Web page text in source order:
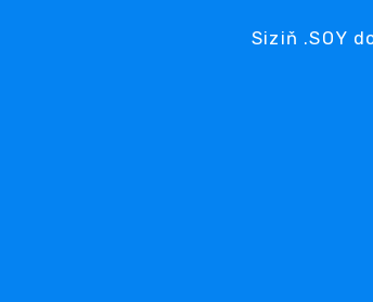
Siziň .SOY